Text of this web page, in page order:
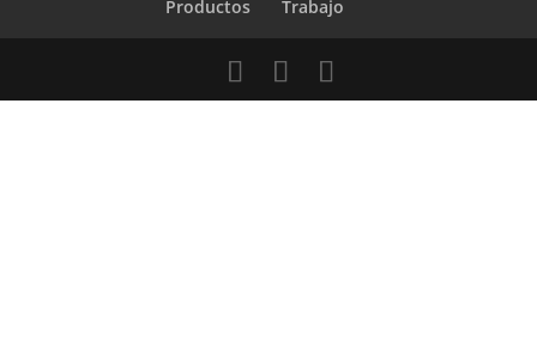
Productos
Trabajo